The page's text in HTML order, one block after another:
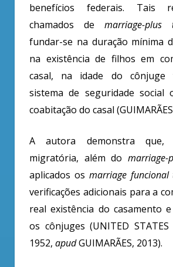
benefícios federais. Tais
chamados de marriage-plus
fundar-se na duração mínima
na existência de filhos em
casal, na idade do cônjuge
sistema de seguridade social
coabitação do casal
A autora demonstra que,
migratória, além do marriage-
aplicados os marriage funcional
verificações adicionais para a
real existência do casamento
os cônjuges (UNITED STATES
1952, apudGUIMARÃES, 2013).